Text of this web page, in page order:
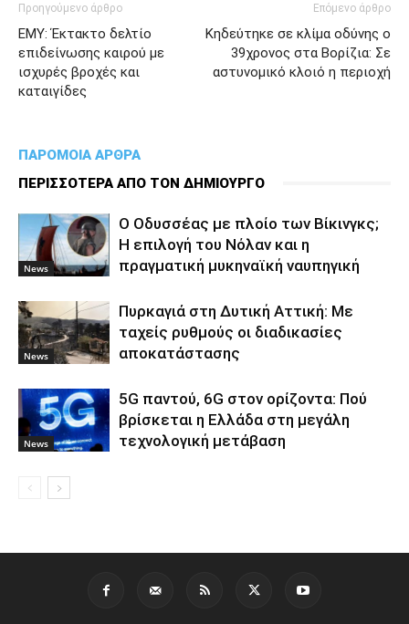
Προηγούμενο άρθρο
ΕΜΥ: Έκτακτο δελτίο
επιδείνωσης καιρού με
ισχυρές βροχές και
καταιγίδες
Επόμενο άρθρο
Κηδεύτηκε σε κλίμα οδύνης ο
39χρονος στα Βορίζια: Σε
αστυνομικό κλοιό η περιοχή
ΠΑΡΟΜΟΙΑ ΑΡΘΡΑ
ΠΕΡΙΣΣΟΤΕΡΑ ΑΠΟ ΤΟΝ ΔΗΜΙΟΥΡΓΟ
News
Ο Οδυσσέας με πλοίο των Βίκινγκς;
Η επιλογή του Νόλαν και η
πραγματική μυκηναϊκή ναυπηγική
News
Πυρκαγιά στη Δυτική Αττική: Με
ταχείς ρυθμούς οι διαδικασίες
αποκατάστασης
News
5G παντού, 6G στον ορίζοντα: Πού
βρίσκεται η Ελλάδα στη μεγάλη
τεχνολογική μετάβαση